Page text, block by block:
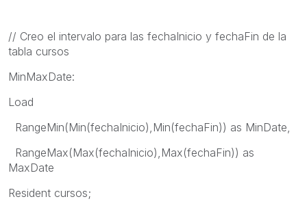
// Creo el intervalo para las fechaInicio y fechaFin de la
tabla cursos
MinMaxDate:
Load
RangeMin(Min(fechaInicio),Min(fechaFin)) as MinDate,
RangeMax(Max(fechaInicio),Max(fechaFin)) as
MaxDate
Resident cursos;